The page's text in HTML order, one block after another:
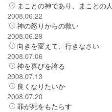
まことの神であり、まことの人
2008.06.22
神の怒りからの救い
2008.06.29
向きを変えて、行きなさい
2008.07.06
神を喜びを誇る
2008.07.13
良くなりたいか
2008.07.20
罪が死をもたらす